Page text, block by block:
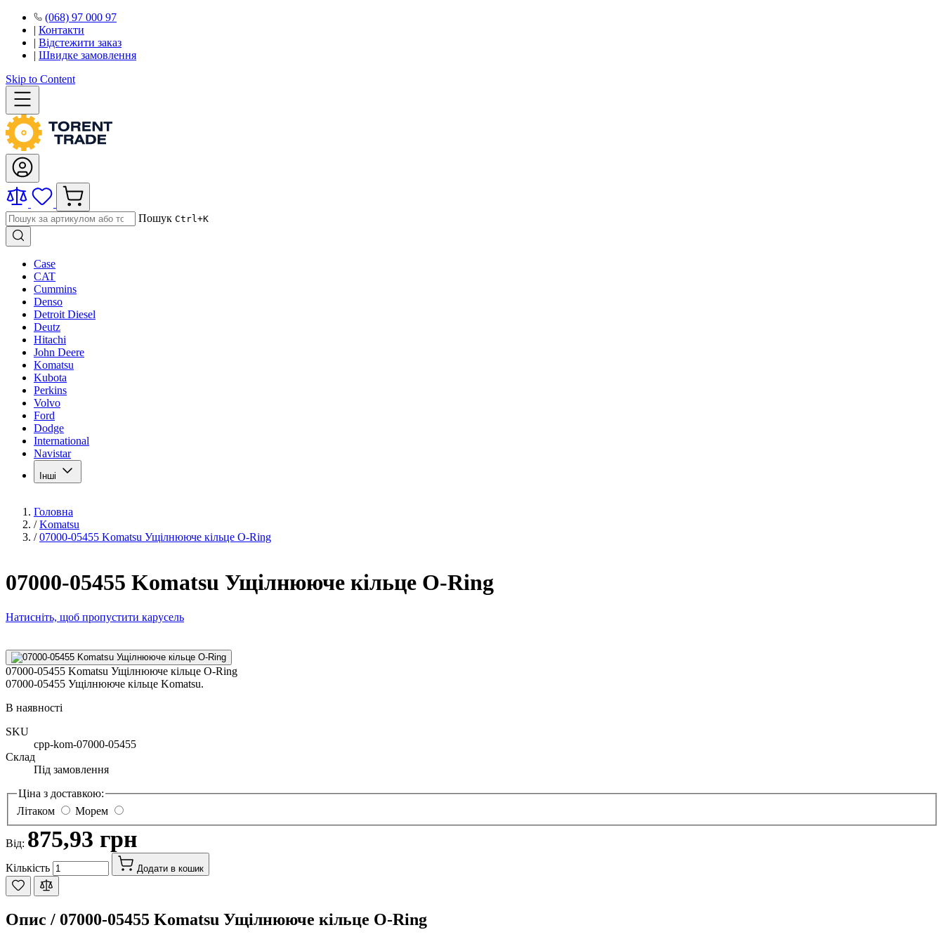
(068) 97 000 97
| Контакти
| Відстежити заказ
| Швидке замовлення
Skip to Content
Пошук Ctrl+K
Case
CAT
Cummins
Denso
Detroit Diesel
Deutz
Hitachi
John Deere
Komatsu
Kubota
Perkins
Volvo
Ford
Dodge
International
Navistar
Інші
Головна
/ Komatsu
/ 07000-05455 Komatsu Ущілнююче кільце O-Ring
07000-05455 Komatsu Ущілнююче кільце O-Ring
Натисніть, щоб пропустити карусель
07000-05455 Komatsu Ущілнююче кільце O-Ring
07000-05455 Ущілнююче кільце Komatsu.
В наявності
SKU
cpp-kom-07000-05455
Склад
Під замовлення
Ціна з доставкою:
Літаком
Морем
Від: 875,93 грн
Кількість Додати в кошик
Опис / 07000-05455 Komatsu Ущілнююче кільце O-Ring